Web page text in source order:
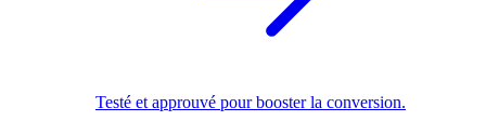
Testé et approuvé pour booster la conversion.